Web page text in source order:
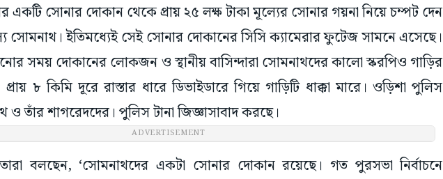
একটি সোনার দোকান থেকে প্রায় ২৫ লক্ষ টাকা মূল্যের সোনার গয়না নিয়ে চম্পট দেন
সোমনাথ। ইতিমধ্যেই সেই সোনার দোকানের সিসি ক্যামেরার ফুটেজ সামনে এসেছে।
সময় দোকানের লোকজন ও স্থানীয় বাসিন্দারা সোমনাথদের কালো স্করপিও গাড়ির
৮ কিমি দূরে রাস্তার ধারে ডিভাইডারে গিয়ে গাড়িটি ধাক্কা মারে। ওড়িশা পুলিস
ও তাঁর শাগরেদদের। পুলিস টানা জিজ্ঞাসাবাদ করছে।
ADVERTISEMENT
বলছেন, ‘সোমনাথদের একটা সোনার দোকান রয়েছে। গত পুরসভা নির্বাচনে